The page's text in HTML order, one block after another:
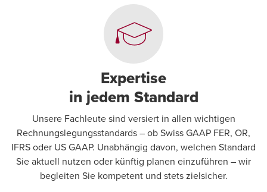
Expertise
in jedem Standard
Unsere Fachleute sind versiert in allen wichtigen
Rechnungslegungsstandards – ob Swiss GAAP FER, OR,
IFRS oder US GAAP. Unabhängig davon, welchen Standard
Sie aktuell nutzen oder künftig planen einzuführen – wir
begleiten Sie kompetent und stets zielsicher.